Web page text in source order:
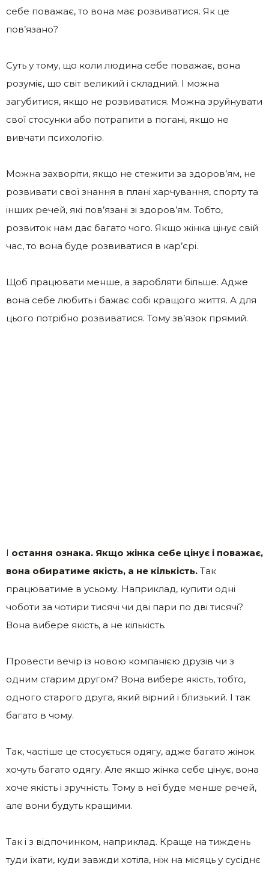
себе поважає, то вона має розвиватися. Як це
пов’язано?
Суть у тому, що коли людина себе поважає, вона
розуміє, що світ великий і складний. І можна
загубитися, якщо не розвиватися. Можна зруйнувати
свої стосунки або потрапити в погані, якщо не
вивчати психологію.
Можна захворіти, якщо не стежити за здоров’ям, не
розвивати свої знання в плані харчування, спорту та
інших речей, які пов’язані зі здоров’ям. Тобто,
розвиток нам дає багато чого. Якщо жінка цінує свій
час, то вона буде розвиватися в кар’єрі.
Щоб працювати менше, а заробляти більше. Адже
вона себе любить і бажає собі кращого життя. А для
цього потрібно розвиватися. Тому зв’язок прямий.
І остання ознака. Якщо жінка себе цінує і поважає,
вона обиратиме якість, а не кількість. Так
працюватиме в усьому. Наприклад, купити одні
чоботи за чотири тисячі чи дві пари по дві тисячі?
Вона вибере якість, а не кількість.
Провести вечір із новою компанією друзів чи з
одним старим другом? Вона вибере якість, тобто,
одного старого друга, який вірний і близький. І так
багато в чому.
Так, частіше це стосується одягу, адже багато жінок
хочуть багато одягу. Але якщо жінка себе цінує, вона
хоче якість і зручність. Тому в неї буде менше речей,
але вони будуть кращими.
Так і з відпочинком, наприклад. Краще на тиждень
туди їхати, куди завжди хотіла, ніж на місяць у сусіднє